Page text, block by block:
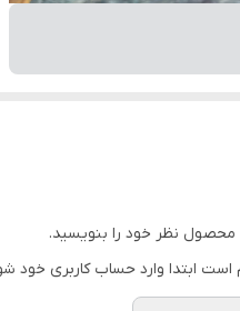
محصول نظر خود را بنویسید.
است ابتدا وارد حساب کاربری خود